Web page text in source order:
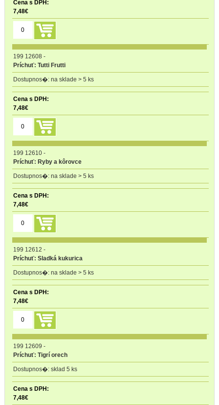
7,48€
199 12608-
Príchuť: Tutti Frutti
na sklade > 5 ks
7,48€
199 12610-
Príchuť: Ryby a kôrovce
na sklade > 5 ks
7,48€
199 12612 -
Príchuť: Sladká kukurica
na sklade > 5 ks
7,48€
199 12609 -
Príchuť: Tigrí orech
sklad 5 ks
7,48€